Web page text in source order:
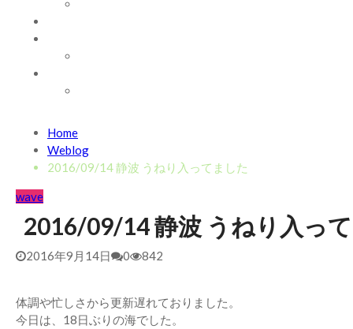
2026/7/28 御前崎方面 よれ入ったダンパー多め
2026/6/4 静波 風弱く見た目よりできました
2026/5/12 静波 久しぶりにいい波
2026年5月12日
Home
Weblog
2016/09/14 静波 うねり入ってました
wave
2016/09/14 静波 うねり入っ
2016年9月14日 0 842
体調や忙しさから更新遅れておりました。
今日は、18日ぶりの海でした。